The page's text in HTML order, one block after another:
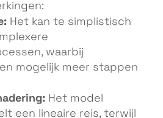
Het kan te simplistisch
waarbij
mogelijk meer stappen
Het model
een lineaire reis, terwijl